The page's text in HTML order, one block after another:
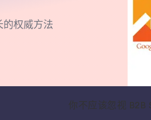
的权威方法
你不应该忽视 B2B